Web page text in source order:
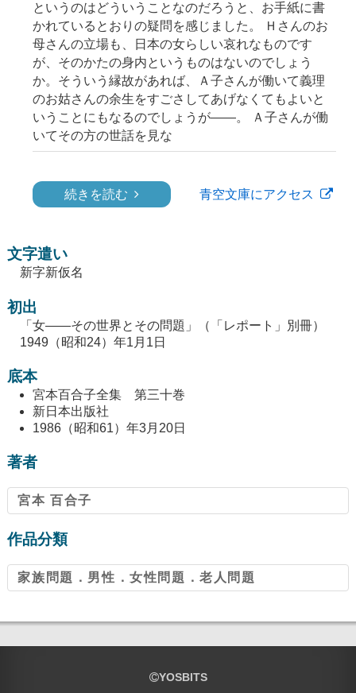
というのはどういうことなのだろうと、お手紙に書
かれているとおりの疑問を感じました。 Ｈさんのお
母さんの立場も、日本の女らしい哀れなものです
が、そのかたの身内というものはないのでしょう
か。そういう縁故があれば、Ａ子さんが働いて義理
のお姑さんの余生をすごさしてあげなくてもよいと
いうことにもなるのでしょうが——。 Ａ子さんが働
いてその方の世話を見な
続きを読む 青空文庫にアクセス
文字遣い
新字新仮名
初出
「女――その世界とその問題」（「レポート」別冊）
1949（昭和24）年1月1日
底本
宮本百合子全集 第三十巻
新日本出版社
1986（昭和61）年3月20日
著者
宮本 百合子
作品分類
家族問題．男性．女性問題．老人問題
YOSBITS